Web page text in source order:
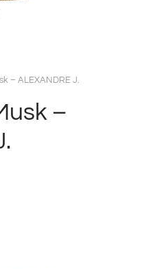
– ALEXANDRE J.
–